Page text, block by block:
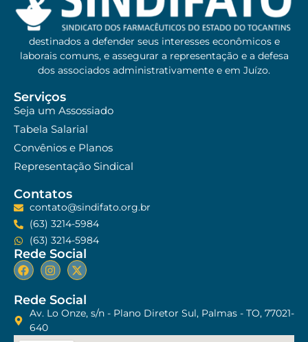
destinados a defender seus interesses econômicos e
laborais comuns, e assegurar a representação e a defesa
dos associados administrativamente e em Juízo.
Serviços
Seja um Assossiado
Tabela Salarial
Convênios e Planos
Representação Sindical
Contatos
contato@sindifato.org.br
(63) 3214-5984
(63) 3214-5984
Rede Social
Rede Social
Av. Lo Onze, s/n - Plano Diretor Sul, Palmas - TO, 77021-
640